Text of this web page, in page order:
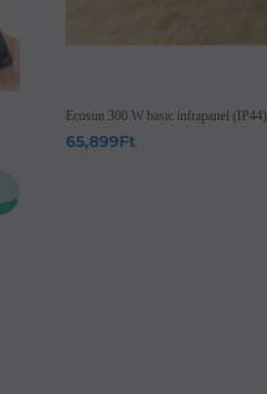
Ecosun 300 W basic infrapanel (IP44)
65,899Ft